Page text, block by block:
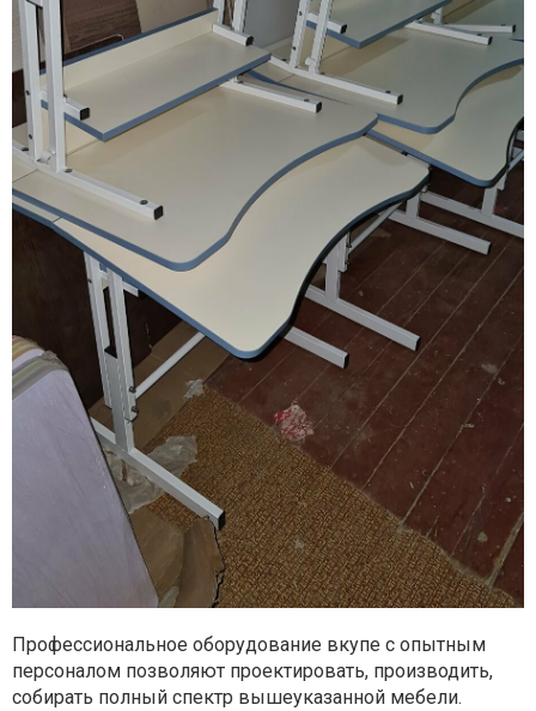
Профессиональное оборудование вкупе с опытным
персоналом позволяют проектировать, производить,
собирать полный спектр вышеуказанной мебели.